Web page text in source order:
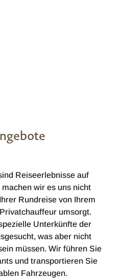
Reiseerlebnisse auf
wir es uns nicht
Rundreise von Ihrem
umsorgt.
Unterkünfte der
was aber nicht
müssen. Wir führen Sie
und transportieren Sie
Fahrzeugen.